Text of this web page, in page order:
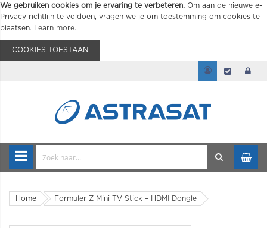
We gebruiken cookies om je ervaring te verbeteren. Om aan de nieuwe e-
Privacy richtlijn te voldoen, vragen we je om toestemming om cookies te
plaatsen.
Learn more.
COOKIES TOESTAAN
Home Formuler Z Mini TV Stick – HDMI Dongle